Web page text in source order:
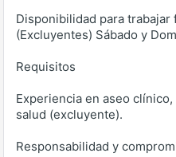
Disponibilidad para trabajar
(Excluyentes) Sábado y
Requisitos
Experiencia en aseo
salud (excluyente).
Responsabilidad y